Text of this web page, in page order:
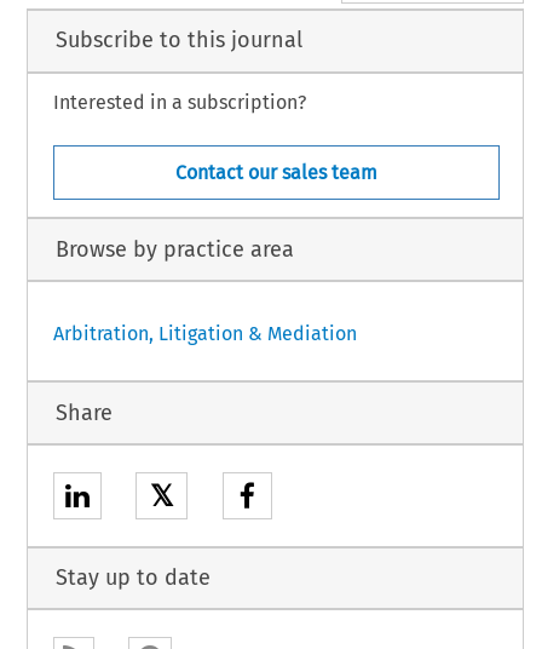
Subscribe to this journal
Interested in a subscription?
Contact our sales team
Browse by practice area
Arbitration, Litigation & Mediation
Share
𝕏
Stay up to date